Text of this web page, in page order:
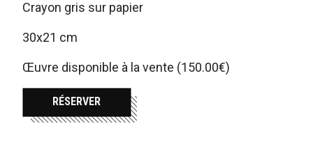
Crayon gris sur papier
30x21 cm
Œuvre disponible à la vente (150.00€)
RÉSERVER